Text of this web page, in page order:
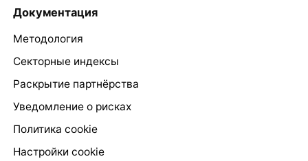
Документация
Методология
Секторные индексы
Раскрытие партнёрства
Уведомление о рисках
Политика cookie
Настройки cookie